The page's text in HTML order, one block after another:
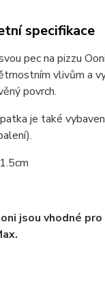
specifikace
pec na pizzu
vlivům a
povrch.
je také
jsou vhodné